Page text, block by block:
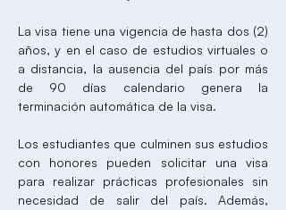
La visa tiene una vigencia de hasta dos (2)
años, y en el caso de estudios virtuales o
a distancia, la ausencia del país por más
de 90 días calendario genera la
terminación automática de la visa.
Los estudiantes que culminen sus estudios
con honores pueden solicitar una visa
para realizar prácticas profesionales sin
necesidad de salir del país. Además,